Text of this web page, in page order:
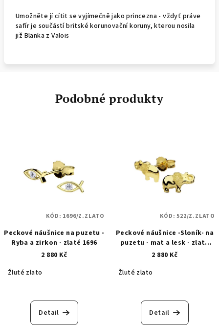
Umožněte jí cítit se vyjímečně jako princezna - vždyť práve
safír je součástí britské korunovační koruny, kterou nosila
již Blanka z Valois
Podobné produkty
Peckové náušnice na puzetu -
Ryba a zirkon - zlaté 1696
2 880 Kč
Žluté zlato
Detail
KÓD: 1696/Z.ZLATO
Peckové náušnice -Sloník- na
puzetu - mat a lesk - zlaté
522
2 880 Kč
Žluté zlato
Detail
KÓD:522/Z.ZLATO